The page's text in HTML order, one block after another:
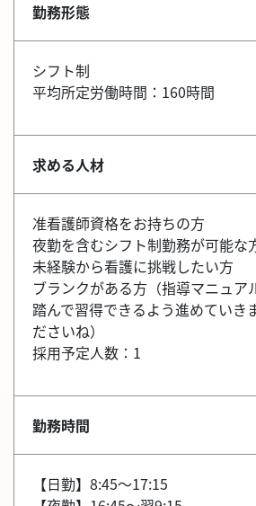
勤務形態
シフト制
平均所定労働時間：160時間
求める人材
准看護師資格をお持ちの方
夜勤を含むシフト制勤務が可能な
未経験から看護に挑戦したい方
ブランクがある方（指導マニュア
踏んで習得できるよう進めていき
ださいね）
採用予定人数：1
勤務時間
【日勤】8:45～17:15